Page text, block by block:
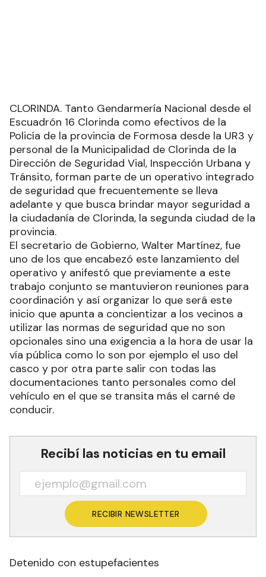
CLORINDA. Tanto Gendarmería Nacional desde el
Escuadrón 16 Clorinda como efectivos de la
Policía de la provincia de Formosa desde la UR3 y
personal de la Municipalidad de Clorinda de la
Dirección de Seguridad Vial, Inspección Urbana y
Tránsito, forman parte de un operativo integrado
de seguridad que frecuentemente se lleva
adelante y que busca brindar mayor seguridad a
la ciudadanía de Clorinda, la segunda ciudad de la
provincia.
El secretario de Gobierno, Walter Martínez, fue
uno de los que encabezó este lanzamiento del
operativo y anifestó que previamente a este
trabajo conjunto se mantuvieron reuniones para
coordinación y así organizar lo que será este
inicio que apunta a concientizar a los vecinos a
utilizar las normas de seguridad que no son
opcionales sino una exigencia a la hora de usar la
vía pública como lo son por ejemplo el uso del
casco y por otra parte salir con todas las
documentaciones tanto personales como del
conducir.
Recibí las noticias en tu email
RECIBIR NEWSLETTER